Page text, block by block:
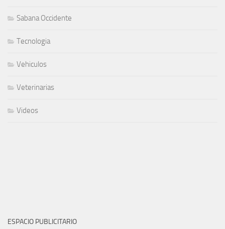
Sabana Occidente
Tecnologia
Vehiculos
Veterinarias
Videos
ESPACIO PUBLICITARIO